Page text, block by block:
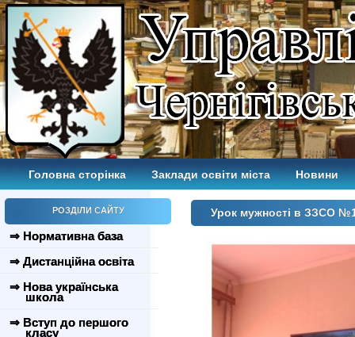
Головна сторінка Заклади освіти міста Новини
РОЗДІЛИ САЙТУ
⇒ Нормативна база
⇒ Дистанційна освіта
⇒ Нова українська
школа
⇒ Вступ до першого
класу
Урок мужності в ЗЗСО